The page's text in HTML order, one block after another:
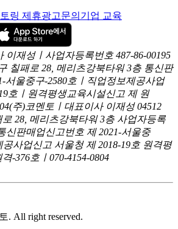
링 제휴광고문의 기업 교육
이재성ㅣ사업자등록번호 487-86-00195
칠패로 28, 메리츠강북타워 3층 통신판
서울중구-2580호ㅣ직업정보제공사업
호ㅣ원격평생교육시설신고 제 원
(주)코멘토ㅣ대표이사 이재성 04512
28, 메리츠강북타워 3층 사업자등록
신판매업신고번호 제 2021-서울중
공사업신고 서울청 제 2018-19호 원격평
-376호ㅣ070-4154-0804
. All right reserved.